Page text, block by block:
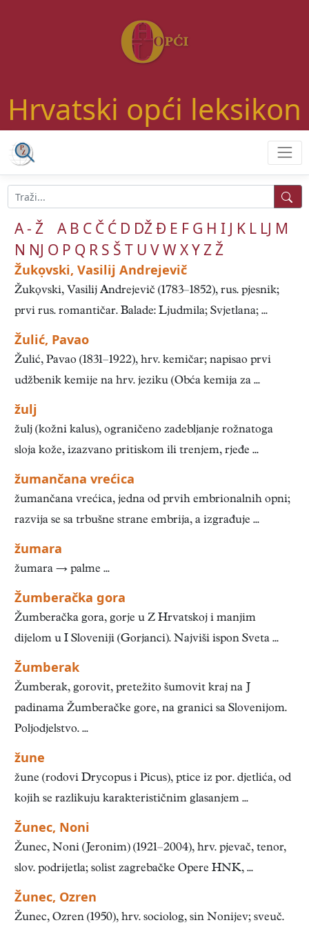
Hrvatski opći leksikon
A - Ž A B C Č Ć D DŽĐ E F G H I J K L LJ M
N NJ O P Q R S Š T U VWXYZŽ
Žukọvski, Vasilij Andrejevič
Žukọvski, Vasilij Andrejevič (1783–1852), rus. pjesnik;
prvi rus. romantičar. Balade: Ljudmila; Svjetlana; ...
Žulić, Pavao
Žulić, Pavao (1831–1922), hrv. kemičar; napisao prvi
udžbenik kemije na hrv. jeziku (Obća kemija za ...
žulj
žulj (kožni kalus), ograničeno zadebljanje rožnatoga
sloja kože, izazvano pritiskom ili trenjem, rjeđe ...
žumančana vrećica
žumančana vrećica, jedna od prvih embrionalnih opni;
razvija se sa trbušne strane embrija, a izgrađuje ...
žumara
žumara → palme ...
Žumberačka gora
Žumberačka gora, gorje u Z Hrvatskoj i manjim
dijelom u I Sloveniji (Gorjanci). Najviši ispon Sveta ...
Žumberak
Žumberak, gorovit, pretežito šumovit kraj na J
padinama Žumberačke gore, na granici sa Slovenijom.
Poljodjelstvo. ...
žune
žune (rodovi Drycopus i Picus), ptice iz por. djetlića, od
kojih se razlikuju karakterističnim glasanjem ...
Žunec, Noni
Žunec, Noni (Jeronim) (1921–2004), hrv. pjevač, tenor,
slov. podrijetla; solist zagrebačke Opere HNK, ...
Žunec, Ozren
Žunec, Ozren (1950), hrv. sociolog, sin Nonijev; sveuč.